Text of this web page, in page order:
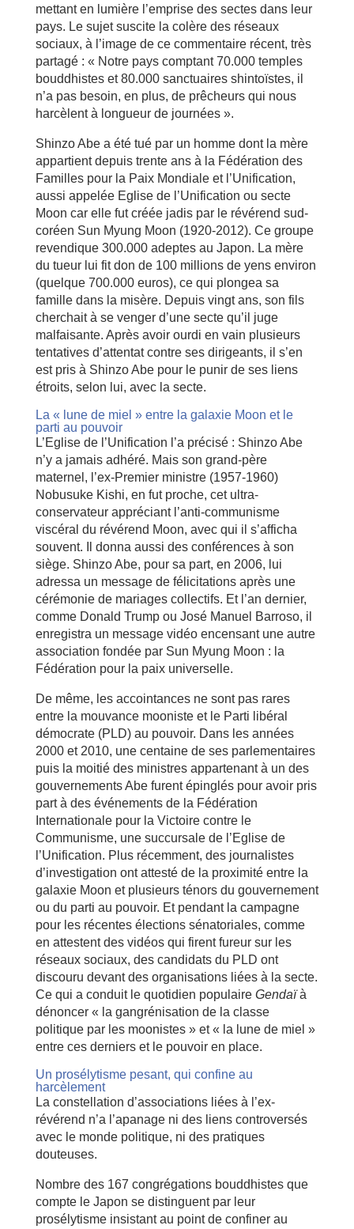
mettant en lumière l’emprise des sectes dans leur
pays. Le sujet suscite la colère des réseaux
sociaux, à l’image de ce commentaire récent, très
partagé : « Notre pays comptant 70.000 temples
bouddhistes et 80.000 sanctuaires shintoïstes, il
n’a pas besoin, en plus, de prêcheurs qui nous
harcèlent à longueur de journées ».
Shinzo Abe a été tué par un homme dont la mère
appartient depuis trente ans à la Fédération des
Familles pour la Paix Mondiale et l’Unification,
aussi appelée Eglise de l’Unification ou secte
Moon car elle fut créée jadis par le révérend sud-
coréen Sun Myung Moon (1920-2012). Ce groupe
revendique 300.000 adeptes au Japon. La mère
du tueur lui fit don de 100 millions de yens environ
(quelque 700.000 euros), ce qui plongea sa
famille dans la misère. Depuis vingt ans, son fils
cherchait à se venger d’une secte qu’il juge
malfaisante. Après avoir ourdi en vain plusieurs
tentatives d’attentat contre ses dirigeants, il s’en
est pris à Shinzo Abe pour le punir de ses liens
étroits, selon lui, avec la secte.
La « lune de miel » entre la galaxie Moon et le
parti au pouvoir
L’Eglise de l’Unification l’a précisé : Shinzo Abe
n’y a jamais adhéré. Mais son grand-père
maternel, l’ex-Premier ministre (1957-1960)
Nobusuke Kishi, en fut proche, cet ultra-
conservateur appréciant l’anti-communisme
viscéral du révérend Moon, avec qui il s’afficha
souvent. Il donna aussi des conférences à son
siège. Shinzo Abe, pour sa part, en 2006, lui
adressa un message de félicitations après une
cérémonie de mariages collectifs. Et l’an dernier,
comme Donald Trump ou José Manuel Barroso, il
enregistra un message vidéo encensant une autre
association fondée par Sun Myung Moon : la
Fédération pour la paix universelle.
De même, les accointances ne sont pas rares
entre la mouvance mooniste et le Parti libéral
démocrate (PLD) au pouvoir. Dans les années
2000 et 2010, une centaine de ses parlementaires
puis la moitié des ministres appartenant à un des
gouvernements Abe furent épinglés pour avoir pris
part à des événements de la Fédération
Internationale pour la Victoire contre le
Communisme, une succursale de l’Eglise de
l’Unification. Plus récemment, des journalistes
d’investigation ont attesté de la proximité entre la
galaxie Moon et plusieurs ténors du gouvernement
ou du parti au pouvoir. Et pendant la campagne
pour les récentes élections sénatoriales, comme
en attestent des vidéos qui firent fureur sur les
réseaux sociaux, des candidats du PLD ont
discouru devant des organisations liées à la secte.
Ce qui a conduit le quotidien populaire Gendaïà
dénoncer « la gangrénisation de la classe
politique par les moonistes » et « la lune de miel »
entre ces derniers et le pouvoir en place.
Un prosélytisme pesant, qui confine au
harcèlement
La constellation d’associations liées à l’ex-
révérend n’a l’apanage ni des liens controversés
avec le monde politique, ni des pratiques
douteuses.
Nombre des 167 congrégations bouddhistes que
compte le Japon se distinguent par leur
prosélytisme insistant au point de confiner au